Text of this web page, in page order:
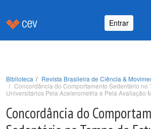
Entrar
Biblioteca
Revista Brasileira de Ciência &
Concordância do Comportamento Sedentário no
Universitários Pela Acelerometria e Pela Avaliação
Concordância do